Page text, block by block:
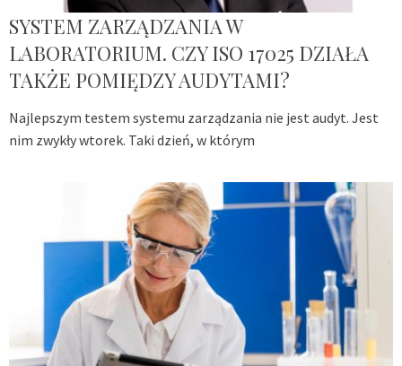
SYSTEM ZARZĄDZANIA W
LABORATORIUM. CZY ISO 17025 DZIAŁA
TAKŻE POMIĘDZY AUDYTAMI?
Najlepszym testem systemu zarządzania nie jest audyt. Jest
nim zwykły wtorek. Taki dzień, w którym